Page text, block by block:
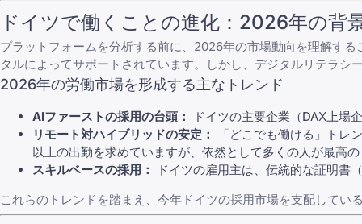
ドイツで働くことの進化：2026年の背
プラットフォームを分析する前に、2026年の市場動向を理解す
タルによってサポートされています。しかし、デジタルリテラ
2026年の労働市場を形成する主なトレンド
AIファーストの採用の台頭：
ドイツの主要企業（DAX上場
リモート対ハイブリッドの安定：
「どこでも働ける」トレ
以上の出勤を求めていますが、依然として多くの人が最高
スキルベースの採用：
ドイツの雇用主は、伝統的な証明書
これらのトレンドを踏まえ、今年ドイツの採用市場を支配してい